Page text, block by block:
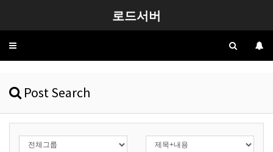
로드서버
Toggle
Post Search